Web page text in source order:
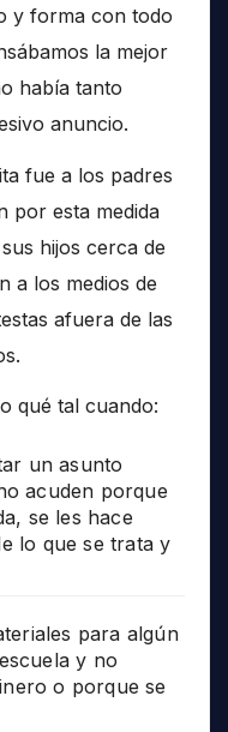
y forma con todo
la mejor
había tanto
anuncio.
fue a los padres
por esta medida
hijos cerca de
a los medios de
afuera de las
qué tal cuando:
un asunto
acuden porque
se les hace
lo que se trata y
para algún
y no
o porque se